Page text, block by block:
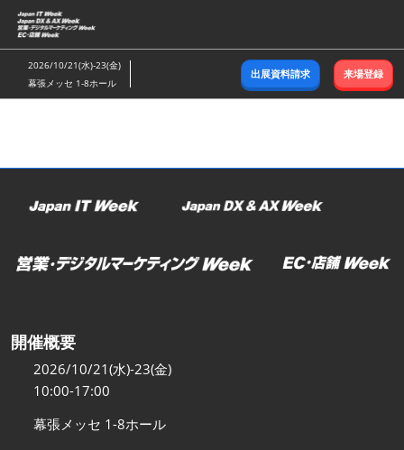
ス
キ
ッ
し
む
2026/10/21(水)-23(金)
幕張メッセ 1-8ホール
出展資料請求 来場登録
開催概要
2026/10/21(水)-23(金)
10:00-17:00
幕張メッセ 1-8ホール